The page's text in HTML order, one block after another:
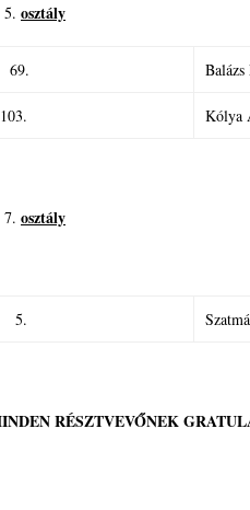
osztály
69.
103. Kólya
osztály
5.
RÉSZTVEVŐNEK